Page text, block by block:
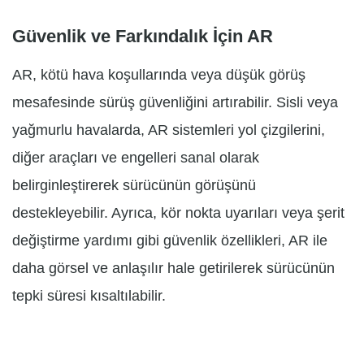
Güvenlik ve Farkındalık İçin AR
AR, kötü hava koşullarında veya düşük görüş
mesafesinde sürüş güvenliğini artırabilir. Sisli veya
yağmurlu havalarda, AR sistemleri yol çizgilerini,
diğer araçları ve engelleri sanal olarak
belirginleştirerek sürücünün görüşünü
destekleyebilir. Ayrıca, kör nokta uyarıları veya şerit
değiştirme yardımı gibi güvenlik özellikleri, AR ile
daha görsel ve anlaşılır hale getirilerek sürücünün
tepki süresi kısaltılabilir.